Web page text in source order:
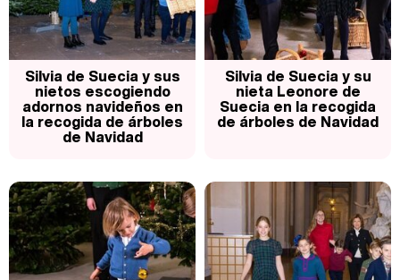
Magdalena de Suecia responde a las críticas y explica por qué le han permitido lanzar su propio negocio
Silvia de Suecia y sus
nietos escogiendo
adornos navideños en
la recogida de árboles
de Navidad
Silvia de Suecia y su
nieta Leonore de
Suecia en la recogida
de árboles de Navidad